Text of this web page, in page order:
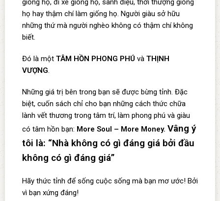
giống họ, đi xe giống họ, sành điệu, thời thượng giống
họ hay thậm chí làm giống họ. Người giàu sở hữu
những thứ mà người nghèo không có thậm chí không
biết.
Đó là mộtTÂM HỒN PHONG PHÚvàTHỊNH
VƯỢNG.
Những giá trị bên trong bạn sẽ được bừng tỉnh. Đặc
biệt, cuốn sách chỉ cho bạn những cách thức chữa
lành vết thương trong tâm trí, làm phong phú và giàu
có tâm hồn bạn: More Soul – More Money.Vâng ý
tôi là: “Nhà không có gì đáng giá bởi đầu
không có gì đáng giá”
Hãy thức tỉnh để sống cuộc sống mà bạn mơ ước! Bởi
vì bạn xứng đáng!